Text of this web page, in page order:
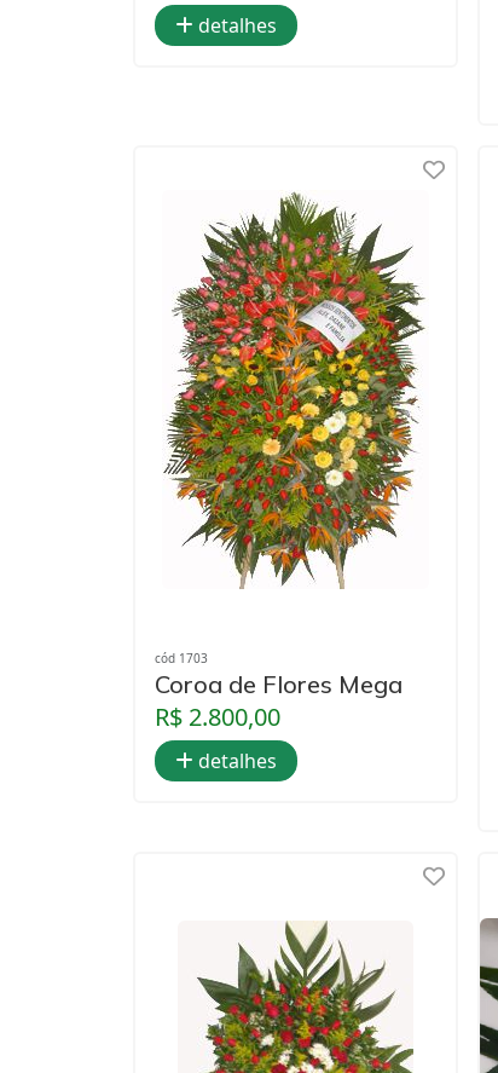
detalhes
cód 1703
Coroa de Flores Mega
R$ 2.800,00
detalhes